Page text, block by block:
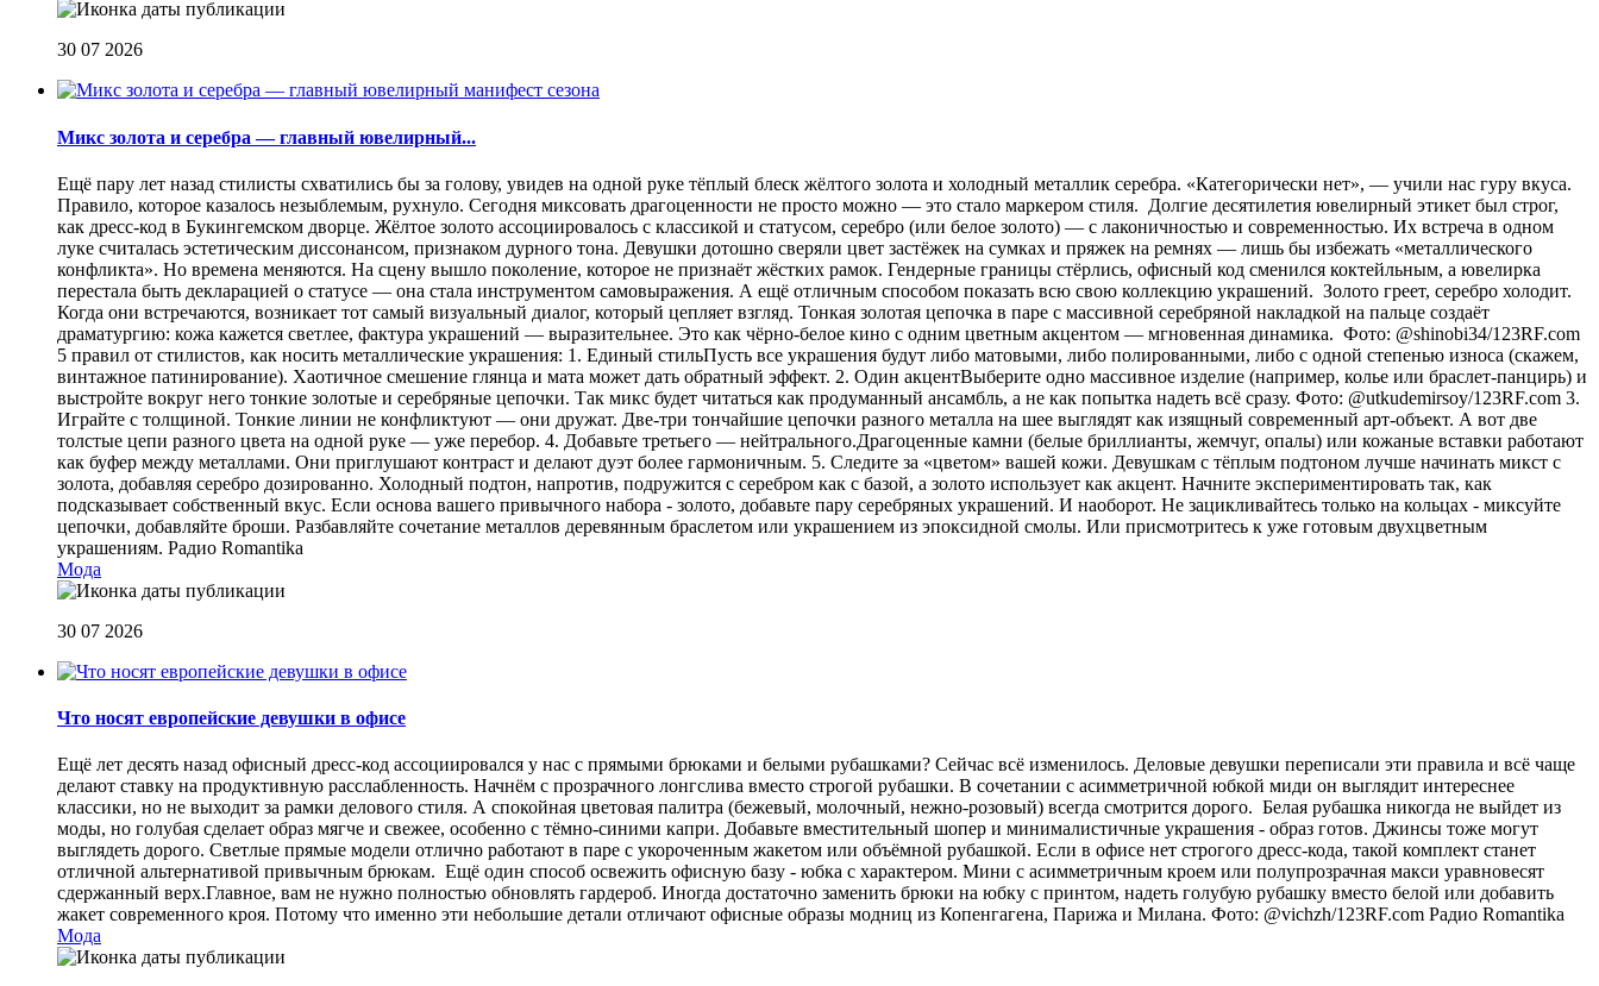
30 07 2026
Микс золота и серебра — главный ювелирный...
Ещё пару лет назад стилисты схватились бы за голову, увидев на одной руке тёплый блеск жёлтого золота и холодный металлик серебра. «Категорически нет», — учили нас гуру вкуса.
Правило, которое казалось незыблемым, рухнуло. Сегодня миксовать драгоценности не просто можно — это стало маркером стиля. Долгие десятилетия ювелирный этикет был строг,
как дресс-код в Букингемском дворце. Жёлтое золото ассоциировалось с классикой и статусом, серебро (или белое золото) — с лаконичностью и современностью. Их встреча в одном
луке считалась эстетическим диссонансом, признаком дурного тона. Девушки дотошно сверяли цвет застёжек на сумках и пряжек на ремнях — лишь бы избежать «металлического
конфликта». Но времена меняются. На сцену вышло поколение, которое не признаёт жёстких рамок. Гендерные границы стёрлись, офисный код сменился коктейльным, а ювелирка
перестала быть декларацией о статусе — она стала инструментом самовыражения. А ещё отличным способом показать всю свою коллекцию украшений. Золото греет, серебро холодит.
Когда они встречаются, возникает тот самый визуальный диалог, который цепляет взгляд. Тонкая золотая цепочка в паре с массивной серебряной накладкой на пальце создаёт
драматургию: кожа кажется светлее, фактура украшений — выразительнее. Это как чёрно-белое кино с одним цветным акцентом — мгновенная динамика. Фото: @shinobi34/123RF.com
5 правил от стилистов, как носить металлические украшения: 1. Единый стильПусть все украшения будут либо матовыми, либо полированными, либо с одной степенью износа (скажем,
винтажное патинирование). Хаотичное смешение глянца и мата может дать обратный эффект. 2. Один акцентВыберите одно массивное изделие (например, колье или браслет-панцирь) и
выстройте вокруг него тонкие золотые и серебряные цепочки. Так микс будет читаться как продуманный ансамбль, а не как попытка надеть всё сразу. Фото: @utkudemirsoy/123RF.com 3.
Играйте с толщиной. Тонкие линии не конфликтуют — они дружат. Две-три тончайшие цепочки разного металла на шее выглядят как изящный современный арт-объект. А вот две
толстые цепи разного цвета на одной руке — уже перебор. 4. Добавьте третьего — нейтрального.Драгоценные камни (белые бриллианты, жемчуг, опалы) или кожаные вставки работают
как буфер между металлами. Они приглушают контраст и делают дуэт более гармоничным. 5. Следите за «цветом» вашей кожи. Девушкам с тёплым подтоном лучше начинать микст с
золота, добавляя серебро дозированно. Холодный подтон, напротив, подружится с серебром как с базой, а золото использует как акцент. Начните экспериментировать так, как
подсказывает собственный вкус. Если основа вашего привычного набора - золото, добавьте пару серебряных украшений. И наоборот. Не зацикливайтесь только на кольцах - миксуйте
цепочки, добавляйте броши. Разбавляйте сочетание металлов деревянным браслетом или украшением из эпоксидной смолы. Или присмотритесь к уже готовым двухцветным
украшениям. Радио Romantika
Мода
30 07 2026
Что носят европейские девушки в офисе
Ещё лет десять назад офисный дресс-код ассоциировался у нас с прямыми брюками и белыми рубашками? Сейчас всё изменилось. Деловые девушки переписали эти правила и всё чаще
делают ставку на продуктивную расслабленность. Начнём с прозрачного лонгслива вместо строгой рубашки. В сочетании с асимметричной юбкой миди он выглядит интереснее
классики, но не выходит за рамки делового стиля. А спокойная цветовая палитра (бежевый, молочный, нежно-розовый) всегда смотрится дорого. Белая рубашка никогда не выйдет из
моды, но голубая сделает образ мягче и свежее, особенно с тёмно-синими капри. Добавьте вместительный шопер и минималистичные украшения - образ готов. Джинсы тоже могут
выглядеть дорого. Светлые прямые модели отлично работают в паре с укороченным жакетом или объёмной рубашкой. Если в офисе нет строгого дресс-кода, такой комплект станет
отличной альтернативой привычным брюкам. Ещё один способ освежить офисную базу - юбка с характером. Мини с асимметричным кроем или полупрозрачная макси уравновесят
сдержанный верх.Главное, вам не нужно полностью обновлять гардероб. Иногда достаточно заменить брюки на юбку с принтом, надеть голубую рубашку вместо белой или добавить
жакет современного кроя. Потому что именно эти небольшие детали отличают офисные образы модниц из Копенгагена, Парижа и Милана. Фото: @vichzh/123RF.com Радио Romantika
Мода